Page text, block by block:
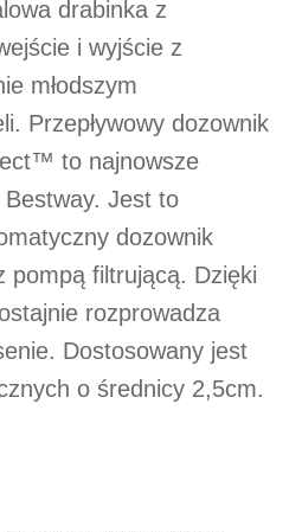
drabinka z
i wyjście z
młodszym
Przepływowy dozownik
to najnowsze
Jest to
dozownik
pompą filtrującą. Dzięki
rozprowadza
Dostosowany jest
o średnicy 2,5cm.